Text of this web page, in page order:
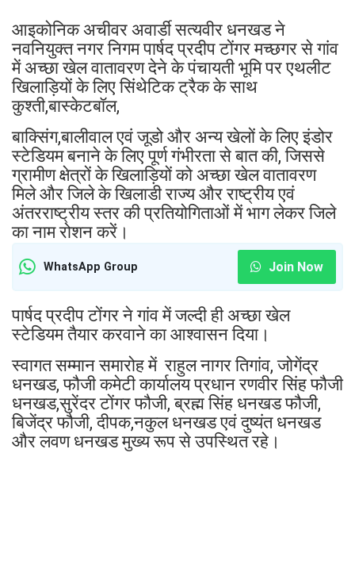
आइकोनिक अचीवर अवार्डी सत्यवीर धनखड ने
नवनियुक्त नगर निगम पार्षद प्रदीप टोंगर मच्छगर से गांव
में अच्छा खेल वातावरण देने के पंचायती भूमि पर एथलीट
खिलाड़ियों के लिए सिंथेटिक ट्रैक के साथ
कुश्ती,बास्केटबॉल,
बाक्सिंग,बालीवाल एवं जूडो और अन्य खेलों के लिए इंडोर
स्टेडियम बनाने के लिए पूर्ण गंभीरता से बात की, जिससे
ग्रामीण क्षेत्रों के खिलाड़ियों को अच्छा खेल वातावरण
मिले और जिले के खिलाडी राज्य और राष्ट्रीय एवं
अंतरराष्ट्रीय स्तर की प्रतियोगिताओं में भाग लेकर जिले
का नाम रोशन करें।
WhatsApp Group Join Now
पार्षद प्रदीप टोंगर ने गांव में जल्दी ही अच्छा खेल
स्टेडियम तैयार करवाने का आश्वासन दिया।
स्वागत सम्मान समारोह में राहुल नागर तिगांव, जोगेंद्र
धनखड, फौजी कमेटी कार्यालय प्रधान रणवीर सिंह फौजी
धनखड,सुरेंदर टोंगर फौजी, ब्रह्म सिंह धनखड फौजी,
बिजेंद्र फौजी, दीपक,नकुल धनखड एवं दुष्यंत धनखड
और लवण धनखड मुख्य रूप से उपस्थित रहे।